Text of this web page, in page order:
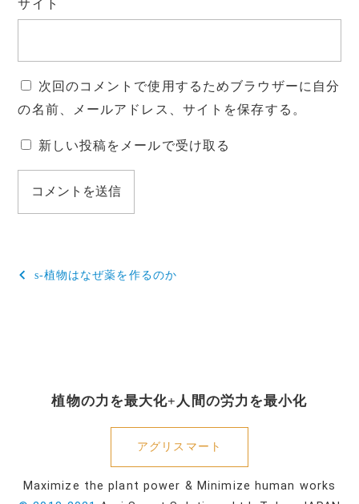
サイト
次回のコメントで使用するためブラウザーに自分
の名前、メールアドレス、サイトを保存する。
新しい投稿をメールで受け取る
投
s-植物はなぜ薬を作るのか
植物の力を最大化+人間の労力を最小化
アグリスマート
Maximize the plant power & Minimize human works